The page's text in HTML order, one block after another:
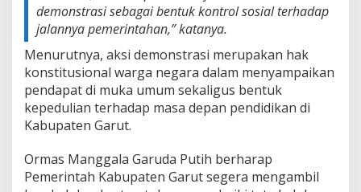
demonstrasi sebagai bentuk kontrol sosial terhadap
jalannya pemerintahan,” katanya.
Menurutnya, aksi demonstrasi merupakan hak
konstitusional warga negara dalam menyampaikan
pendapat di muka umum sekaligus bentuk
kepedulian terhadap masa depan pendidikan di
Kabupaten Garut.
Ormas Manggala Garuda Putih berharap
Pemerintah Kabupaten Garut segera mengambil